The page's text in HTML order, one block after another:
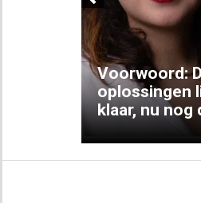
Previous
Voorwoord:
oplossingen
klaar, nu nog